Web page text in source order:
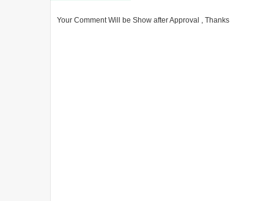
Your Comment Will be Show after Approval , Thanks